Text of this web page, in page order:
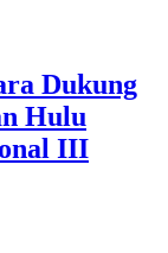
Dukung
Hulu
III